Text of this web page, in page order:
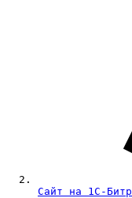
Сайт на 1С-